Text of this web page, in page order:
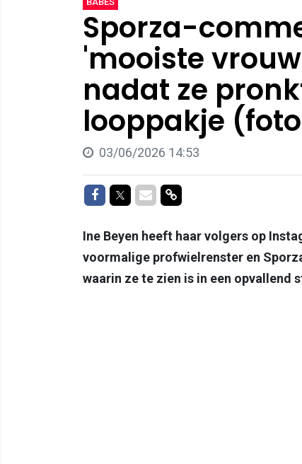
BABES
Sporza-
'mooiste
nadat ze
looppakje
03/06/2026 14:53
Delen op Facebook
Delen op Twitter
Delen via Mail
Delen via link
Ine Beyen heeft haar volgers op
voormalige profwielrenster en
waarin ze te zien is in een opvallend